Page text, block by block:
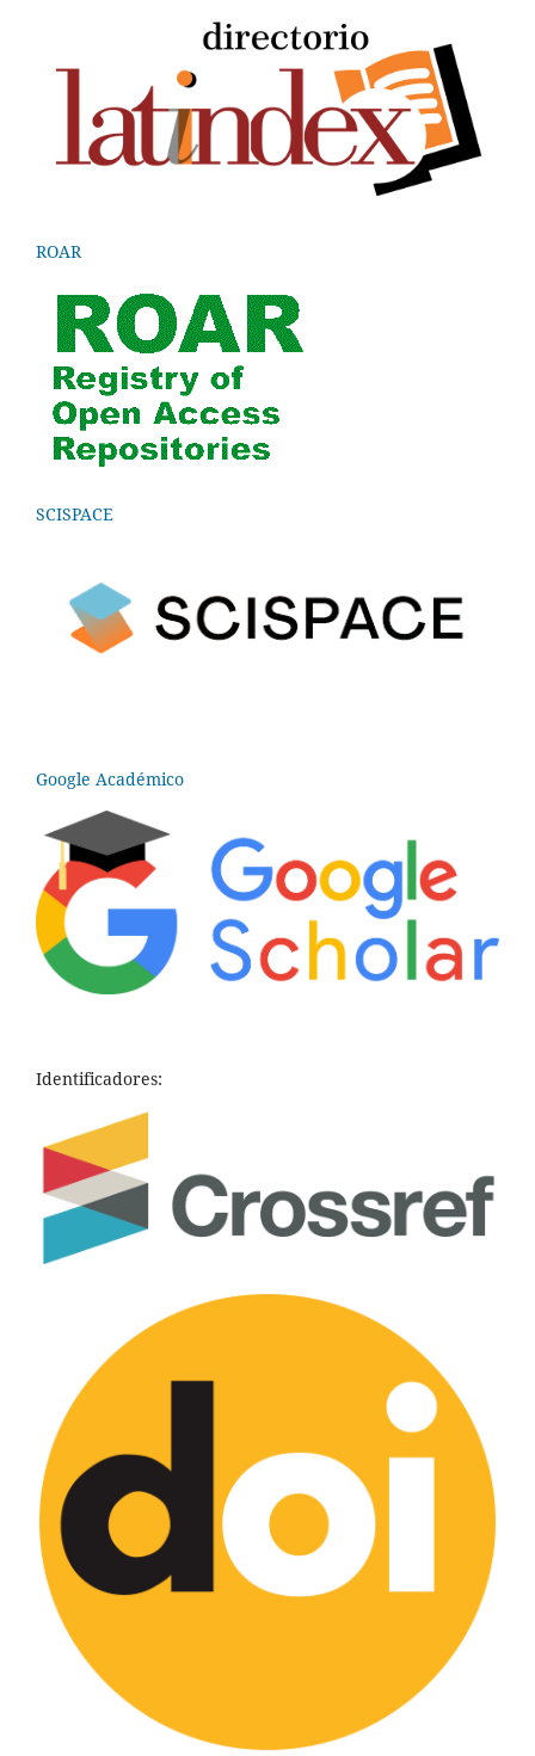
ROAR
SCISPACE
Google Académico
Identificadores: